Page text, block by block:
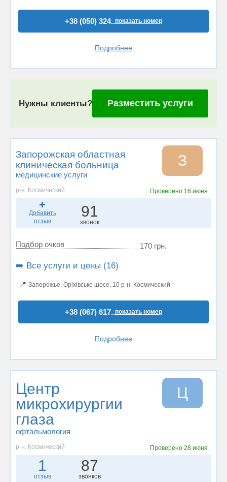
+38 (050) 324..показать номер
Подробнее
Нужны клиенты? Разместить услуги
Запорожская областная
клиническая больница
медицинские услуги
З
р-н. Космический Проверено 16 июня
Добавить
отзыв
91
звонок
Подбор очков 170 грн.
➡️ Все услуги и цены (16)
📍 Запорожье, Оріхівське шосе, 10 р-н. Космический
+38 (067) 617..показать номер
Подробнее
Центр
микрохирургии
глаза
офтальмология
Ц
р-н. Космический Проверено 28 июня
1
отзыв
87
звонков